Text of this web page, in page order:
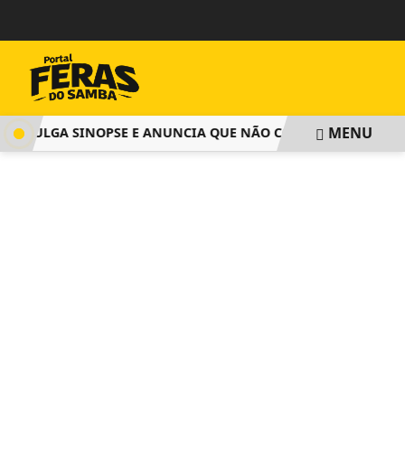
SINOPSE E ANUNCIA QUE NÃO COBRARÁ TAXA DE
MENU